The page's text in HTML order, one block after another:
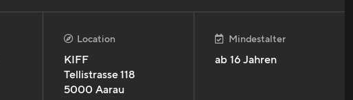
 Location
KIFF
Tellistrasse 118
5000 Aarau
 Mindestalter
ab 16 Jahren